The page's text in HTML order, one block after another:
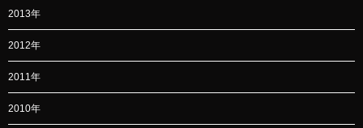
2013年
2012年
2011年
2010年